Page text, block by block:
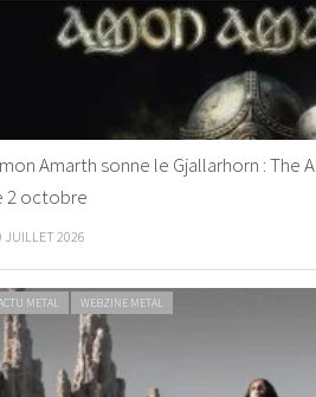
Amarth sonne le Gjallarhorn : The
2 octobre
JUILLET 2026
METAL WEBZINE METAL